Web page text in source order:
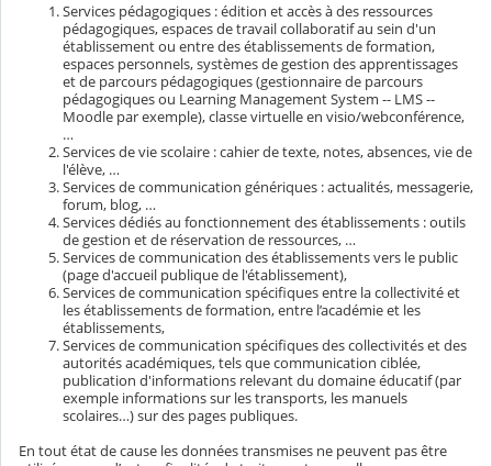
Services pédagogiques : édition et accès à des ressources
pédagogiques, espaces de travail collaboratif au sein d'un
établissement ou entre des établissements de formation,
espaces personnels, systèmes de gestion des apprentissages
et de parcours pédagogiques (gestionnaire de parcours
pédagogiques ou Learning Management System -- LMS --
Moodle par exemple), classe virtuelle en visio/webconférence,
…
Services de vie scolaire : cahier de texte, notes, absences, vie de
l'élève, …
Services de communication génériques : actualités, messagerie,
forum, blog, …
Services dédiés au fonctionnement des établissements : outils
de gestion et de réservation de ressources, …
Services de communication des établissements vers le public
(page d'accueil publique de l'établissement),
Services de communication spécifiques entre la collectivité et
les établissements de formation, entre l’académie et les
établissements,
Services de communication spécifiques des collectivités et des
autorités académiques, tels que communication ciblée,
publication d'informations relevant du domaine éducatif (par
exemple informations sur les transports, les manuels
scolaires…) sur des pages publiques.
En tout état de cause les données transmises ne peuvent pas être